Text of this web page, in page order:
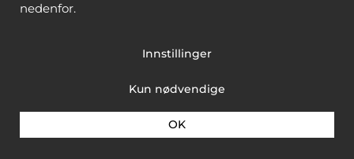
nedenfor.
Innstillinger
Kun nødvendige
OK